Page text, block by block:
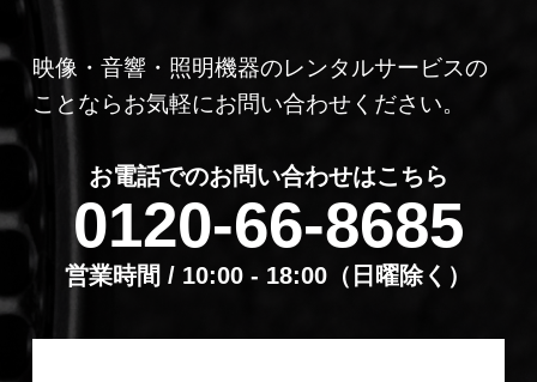
映像・音響・照明機器のレンタルサービスの
ことならお気軽にお問い合わせください。
お電話でのお問い合わせはこちら
0120-66-8685
営業時間 / 10:00 - 18:00（⽇曜除く）